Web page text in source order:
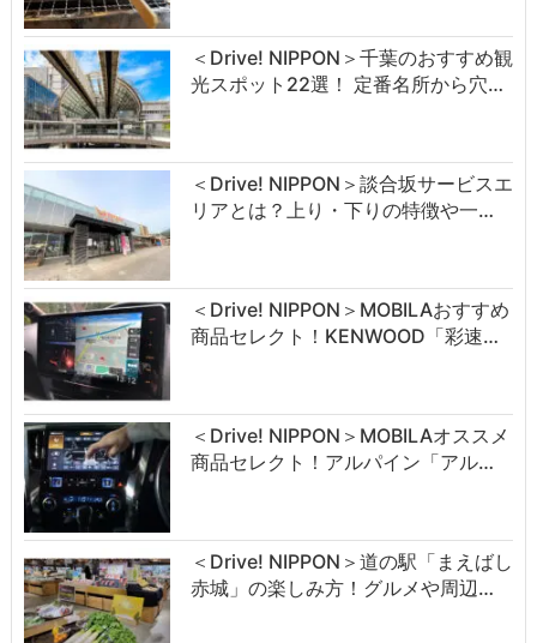
＜Drive! NIPPON＞千葉のおすすめ観
光スポット22選！ 定番名所から穴…
＜Drive! NIPPON＞談合坂サービスエ
リアとは？上り・下りの特徴や一…
＜Drive! NIPPON＞MOBILAおすすめ
商品セレクト！KENWOOD「彩速…
＜Drive! NIPPON＞MOBILAオススメ
商品セレクト！アルパイン「アル…
＜Drive! NIPPON＞道の駅「まえばし
赤城」の楽しみ方！グルメや周辺…